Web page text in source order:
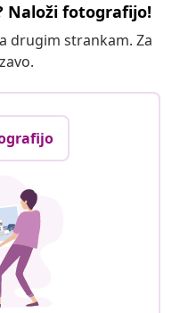
Naloži fotografijo!
drugim strankam. Za